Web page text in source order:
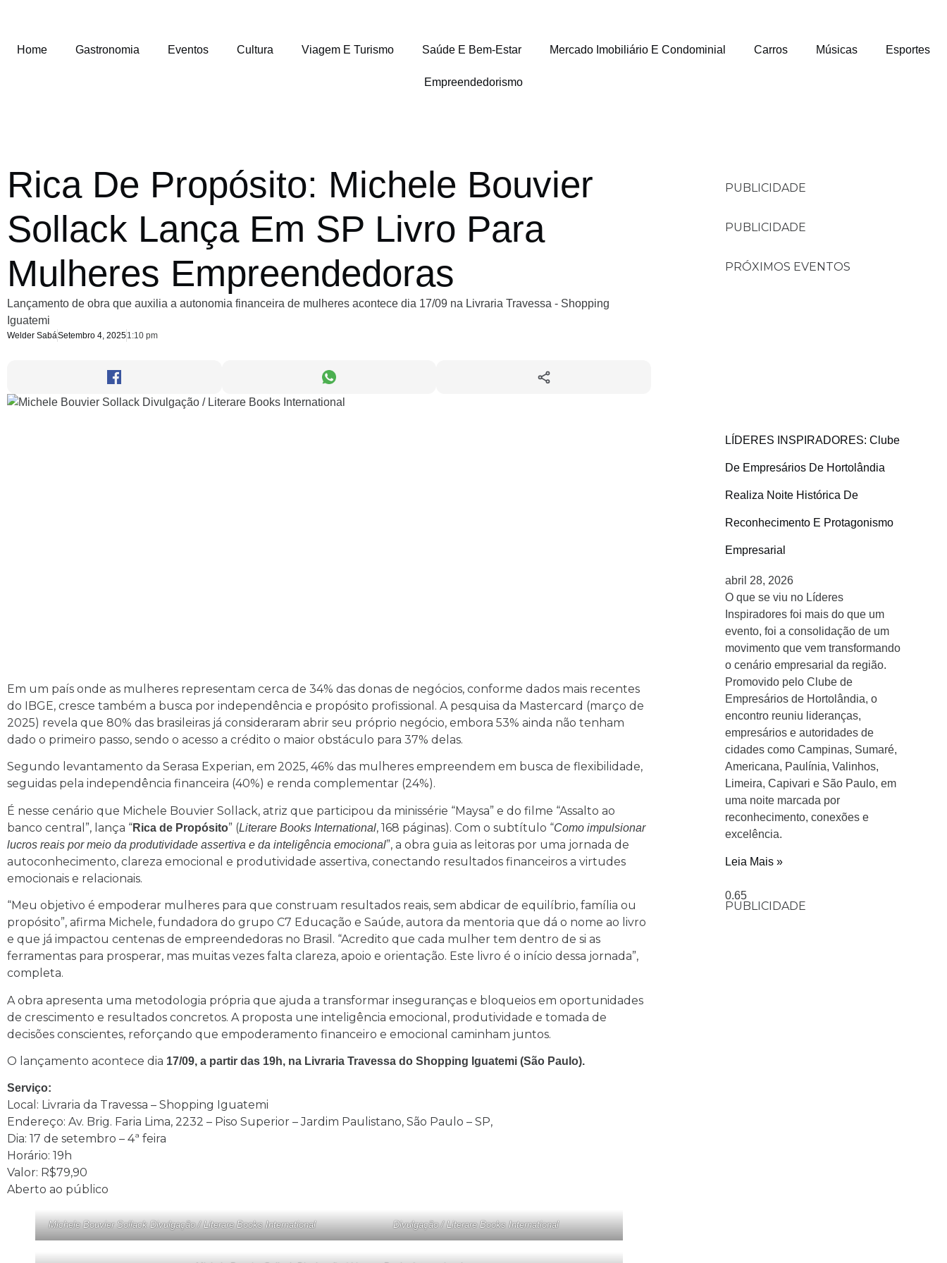
Home Gastronomia Eventos Cultura Viagem E Turismo Saúde E Bem-Estar Mercado Imobiliário E Condominial Carros Músicas Esportes
Empreendedorismo
Rica De Propósito: Michele Bouvier
Sollack Lança Em SP Livro Para
Mulheres Empreendedoras
Lançamento de obra que auxilia a autonomia financeira de mulheres acontece dia 17/09 na Livraria Travessa - Shopping
Iguatemi
Welder SabáSetembro 4, 20251:10 pm
Em um país onde as mulheres representam cerca de 34% das donas de negócios, conforme dados mais recentes
do IBGE, cresce também a busca por independência e propósito profissional. A pesquisa da Mastercard (março de
2025) revela que 80% das brasileiras já consideraram abrir seu próprio negócio, embora 53% ainda não tenham
dado o primeiro passo, sendo o acesso a crédito o maior obstáculo para 37% delas.
Segundo levantamento da Serasa Experian, em 2025, 46% das mulheres empreendem em busca de flexibilidade,
seguidas pela independência financeira (40%) e renda complementar (24%).
É nesse cenário que Michele Bouvier Sollack, atriz que participou da minissérie “Maysa” e do filme “Assalto ao
banco central”, lança “Rica de Propósito” (Literare Books International, 168 páginas). Com o subtítulo “Como impulsionar
lucros reais por meio da produtividade assertiva e da inteligência emocional”, a obra guia as leitoras por uma jornada de
autoconhecimento, clareza emocional e produtividade assertiva, conectando resultados financeiros a virtudes
emocionais e relacionais.
“Meu objetivo é empoderar mulheres para que construam resultados reais, sem abdicar de equilíbrio, família ou
propósito”, afirma Michele, fundadora do grupo C7 Educação e Saúde, autora da mentoria que dá o nome ao livro
e que já impactou centenas de empreendedoras no Brasil. “Acredito que cada mulher tem dentro de si as
ferramentas para prosperar, mas muitas vezes falta clareza, apoio e orientação. Este livro é o início dessa jornada”,
completa.
A obra apresenta uma metodologia própria que ajuda a transformar inseguranças e bloqueios em oportunidades
de crescimento e resultados concretos. A proposta une inteligência emocional, produtividade e tomada de
decisões conscientes, reforçando que empoderamento financeiro e emocional caminham juntos.
O lançamento acontece dia 17/09, a partir das 19h, na Livraria Travessa do Shopping Iguatemi (São Paulo).
Serviço:
Local: Livraria da Travessa – Shopping Iguatemi
Endereço: Av. Brig. Faria Lima, 2232 – Piso Superior – Jardim Paulistano, São Paulo – SP,
Dia: 17 de setembro – 4ª feira
Horário: 19h
Valor: R$79,90
Aberto ao público
Michele Bouvier Sollack Divulgação / Literare Books International Divulgação / Literare Books International
PUBLICIDADE
PUBLICIDADE
PRÓXIMOS EVENTOS
LÍDERES INSPIRADORES: Clube
De Empresários De Hortolândia
Realiza Noite Histórica De
Reconhecimento E Protagonismo
Empresarial
abril 28, 2026
O que se viu no Líderes
Inspiradores foi mais do que um
evento, foi a consolidação de um
movimento que vem transformando
o cenário empresarial da região.
Promovido pelo Clube de
Empresários de Hortolândia, o
encontro reuniu lideranças,
empresários e autoridades de
cidades como Campinas, Sumaré,
Americana, Paulínia, Valinhos,
Limeira, Capivari e São Paulo, em
uma noite marcada por
reconhecimento, conexões e
excelência.
Leia Mais »
PUBLICIDADE